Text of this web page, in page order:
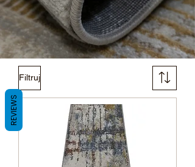
Filtruj
REVIEWS